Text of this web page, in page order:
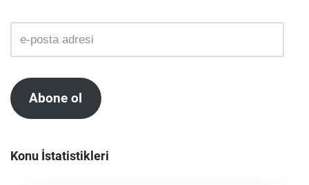
Abone ol
Konu İstatistikleri